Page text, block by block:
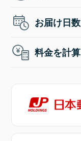
お届け日
料金を計